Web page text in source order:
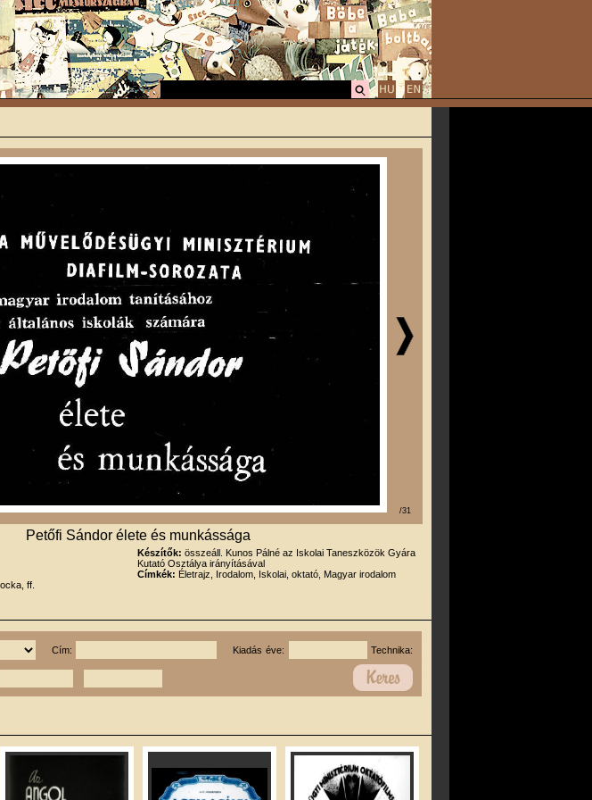
/31
Petőfi Sándor élete és munkássága
ff.
Készítők: összeáll. Kunos Pálné az Iskolai Taneszközök Gyára
Kutató Osztálya irányításával
Címkék: Életrajz, Irodalom, Iskolai, oktató, Magyar irodalom
Cím: Kiadás éve: Technika: